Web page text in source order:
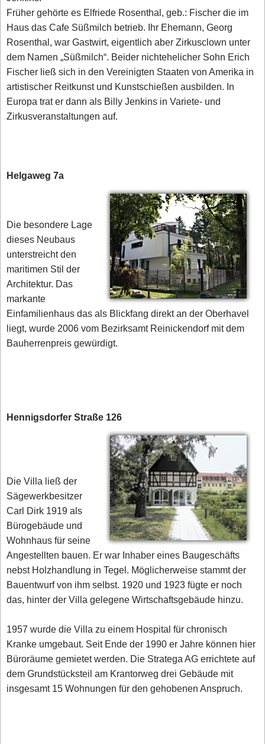
Früher gehörte es Elfriede Rosenthal, geb.: Fischer die im
Haus das Cafe Süßmilch betrieb. Ihr Ehemann, Georg
Rosenthal, war Gastwirt, eigentlich aber Zirkusclown unter
dem Namen „Süßmilch“. Beider nichtehelicher Sohn Erich
Fischer ließ sich in den Vereinigten Staaten von Amerika in
artistischer Reitkunst und Kunstschießen ausbilden. In
Europa trat er dann als Billy Jenkins in Variete- und
Zirkusveranstaltungen auf.
Helgaweg 7a
Die besondere Lage
dieses Neubaus
unterstreicht den
maritimen Stil der
Architektur. Das
markante
Einfamilienhaus das als Blickfang direkt an der Oberhavel
liegt, wurde 2006 vom Bezirksamt Reinickendorf mit dem
Bauherrenpreis gewürdigt.
Hennigsdorfer Straße 126
Die Villa ließ der
Sägewerkbesitzer
Carl Dirk 1919 als
Bürogebäude und
Wohnhaus für seine
Angestellten bauen. Er war Inhaber eines Baugeschäfts
nebst Holzhandlung in Tegel. Möglicherweise stammt der
Bauentwurf von ihm selbst. 1920 und 1923 fügte er noch
das, hinter der Villa gelegene Wirtschaftsgebäude hinzu.
1957 wurde die Villa zu einem Hospital für chronisch
Kranke umgebaut. Seit Ende der 1990 er Jahre können hier
Büroräume gemietet werden. Die Stratega AG errichtete auf
dem Grundstücksteil am Krantorweg drei Gebäude mit
insgesamt 15 Wohnungen für den gehobenen Anspruch.